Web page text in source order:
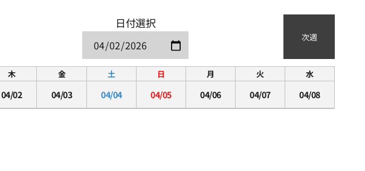
日付選択
次週
木
04/02
金
04/03
土
04/04
日
04/05
月
04/06
火
04/07
水
04/08